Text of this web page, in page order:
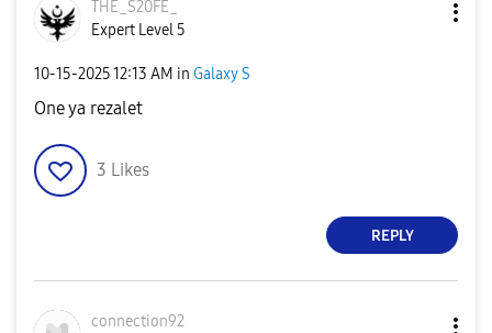
THE_S20FE_
Expert Level 5
‎10-15-202512:13 AM in Galaxy S
One ya rezalet
3 Likes
REPLY
connection92